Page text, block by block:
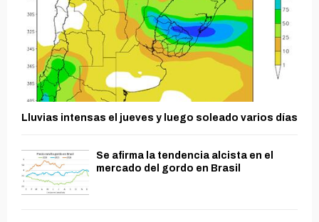
Lluvias intensas el jueves y luego soleado varios días
Se afirma la tendencia alcista en el
mercado del gordo en Brasil